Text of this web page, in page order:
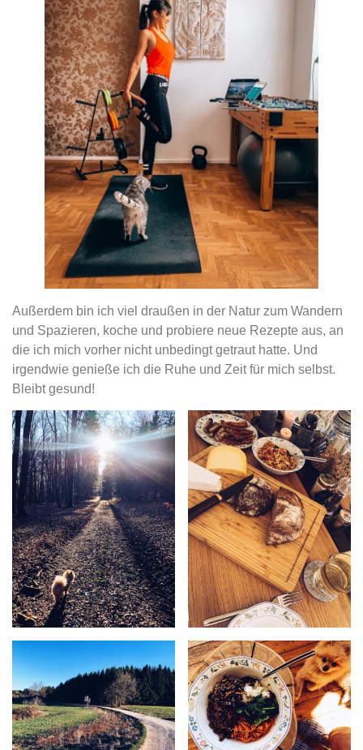
Außerdem bin ich viel draußen in der Natur zum Wandern
und Spazieren, koche und probiere neue Rezepte aus, an
die ich mich vorher nicht unbedingt getraut hatte. Und
irgendwie genieße ich die Ruhe und Zeit für mich selbst.
Bleibt gesund!